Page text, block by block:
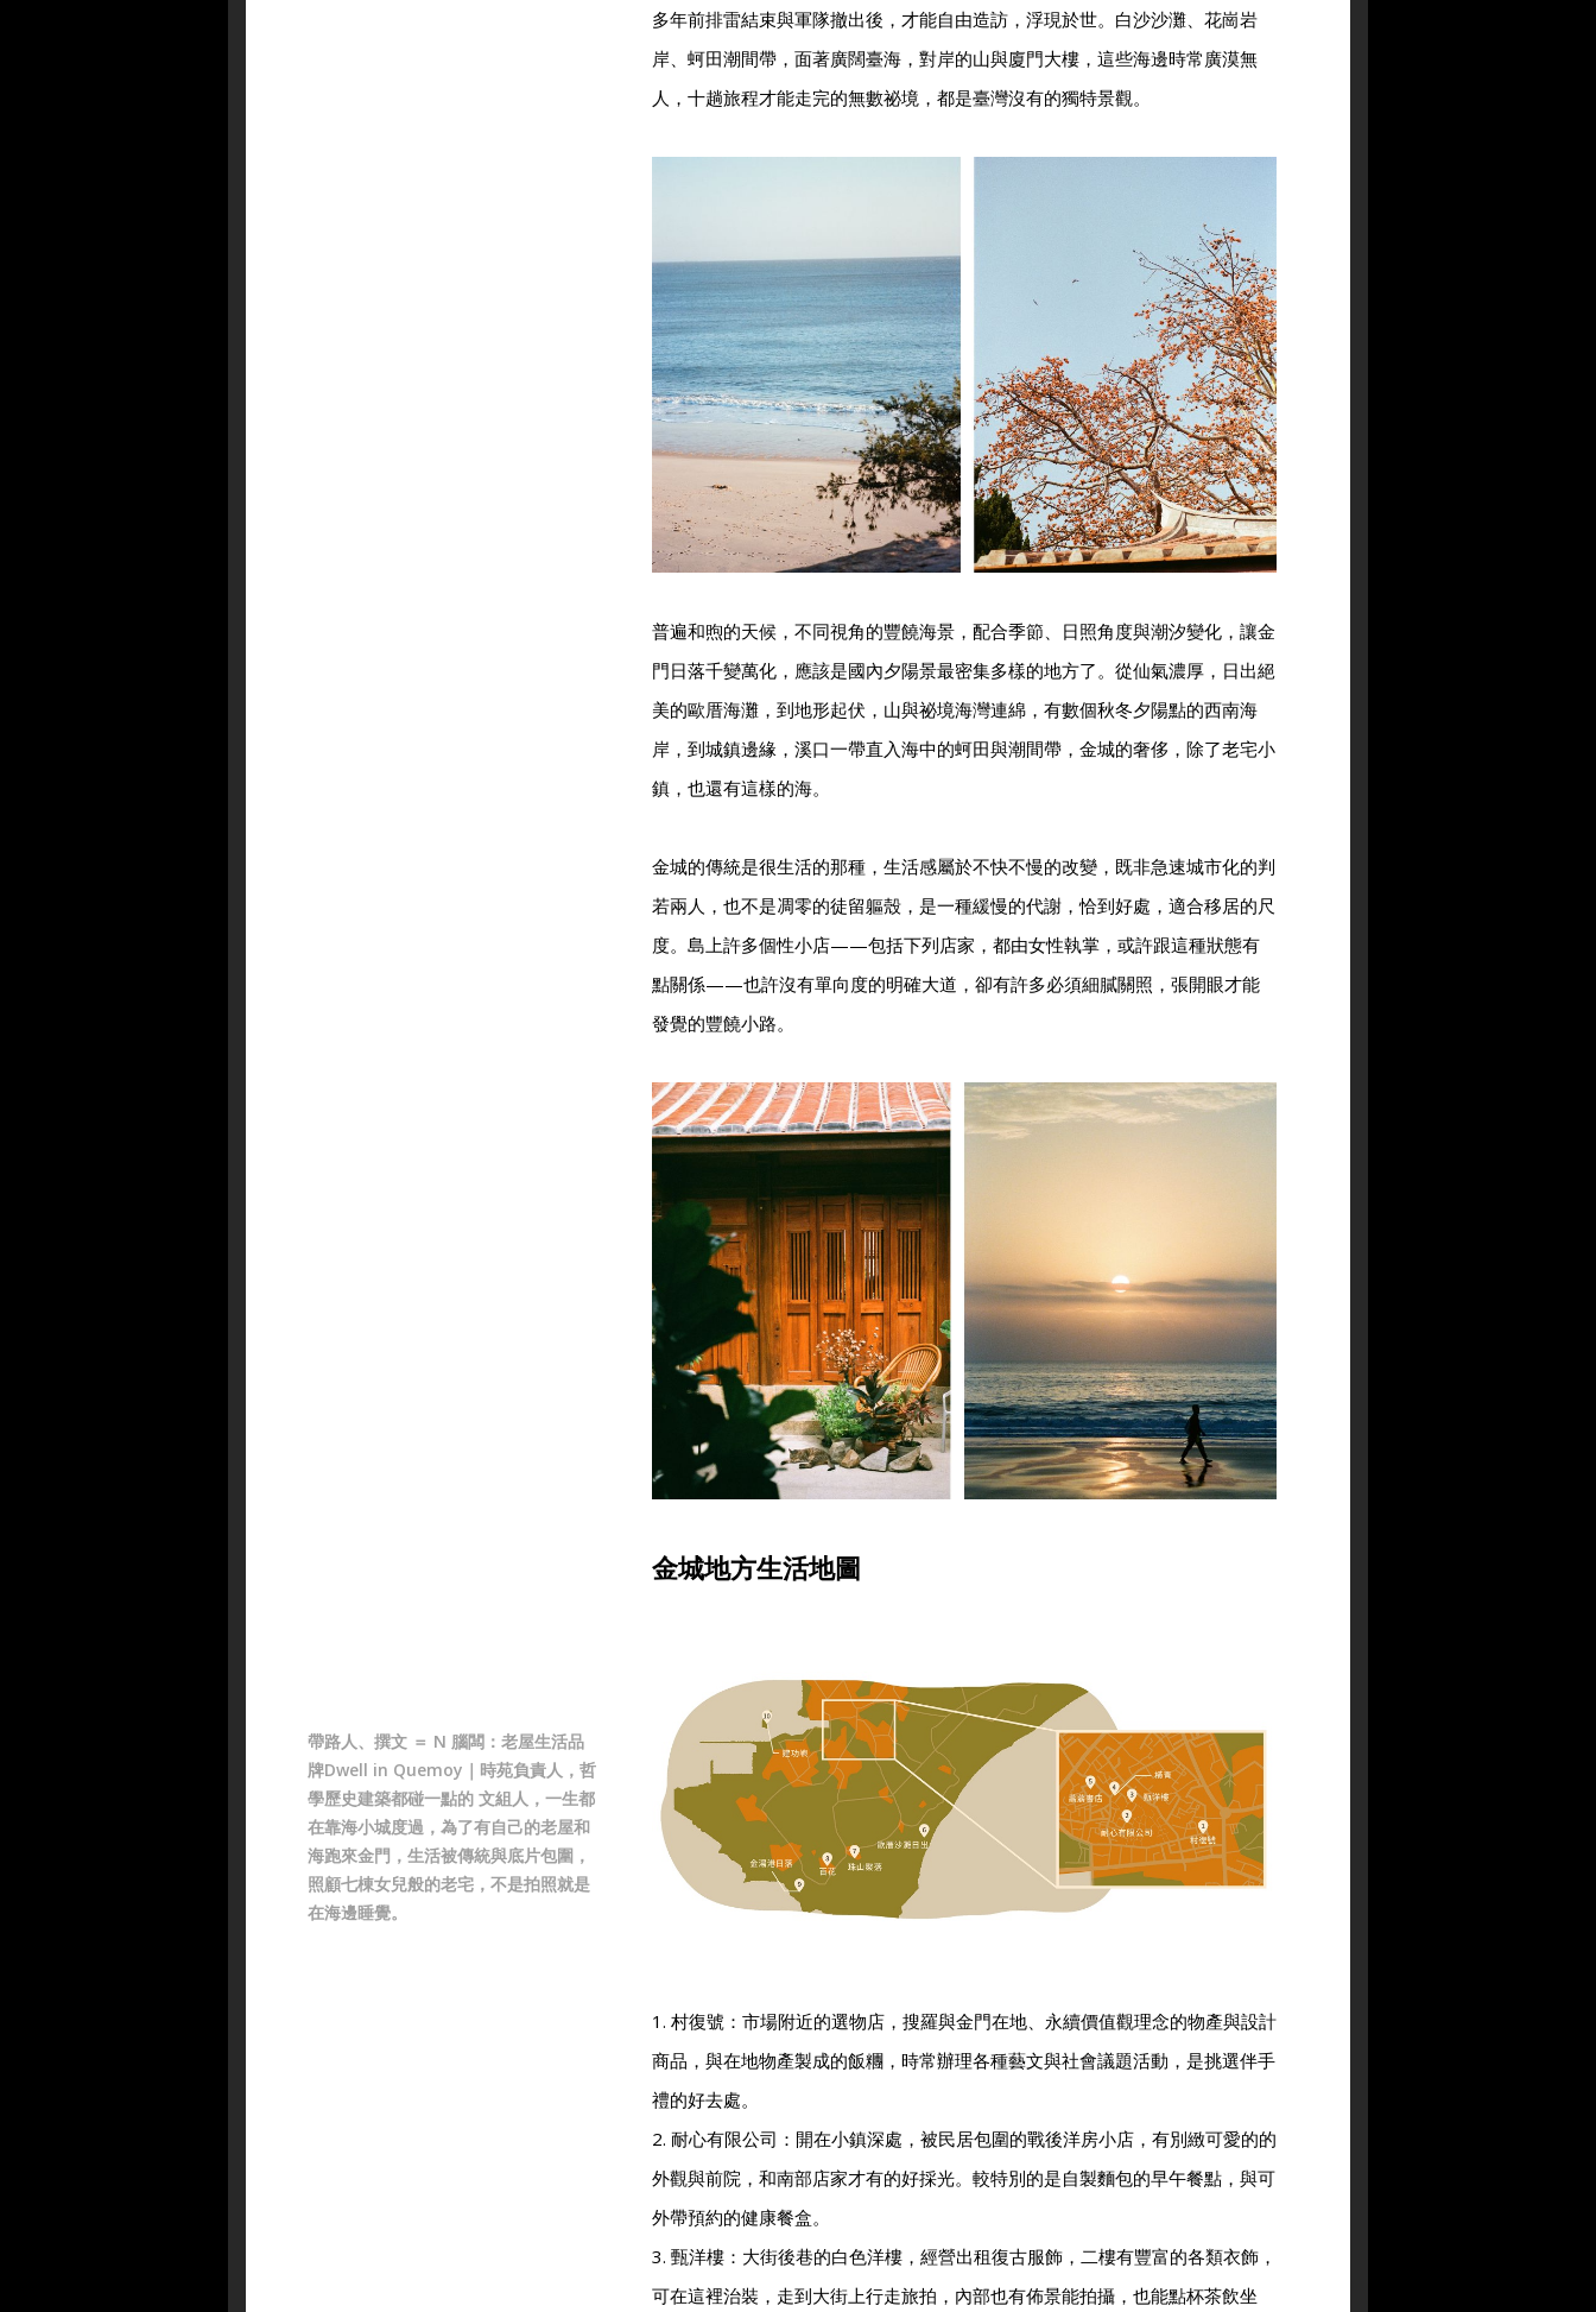
多年前排雷結束與軍隊撤出後，才能自由造訪，浮現於世。白沙沙灘、花崗岩
岸、蚵田潮間帶，面著廣闊臺海，對岸的山與廈門大樓，這些海邊時常廣漠無
人，十趟旅程才能走完的無數祕境，都是臺灣沒有的獨特景觀。
普遍和煦的天候，不同視角的豐饒海景，配合季節、日照角度與潮汐變化，讓金
門日落千變萬化，應該是國內夕陽景最密集多樣的地方了。從仙氣濃厚，日出絕
美的歐厝海灘，到地形起伏，山與祕境海灣連綿，有數個秋冬夕陽點的西南海
岸，到城鎮邊緣，溪口一帶直入海中的蚵田與潮間帶，金城的奢侈，除了老宅小
鎮，也還有這樣的海。
金城的傳統是很生活的那種，生活感屬於不快不慢的改變，既非急速城市化的判
若兩人，也不是凋零的徒留軀殼，是一種緩慢的代謝，恰到好處，適合移居的尺
度。島上許多個性小店——包括下列店家，都由女性執掌，或許跟這種狀態有
點關係——也許沒有單向度的明確大道，卻有許多必須細膩關照，張開眼才能
發覺的豐饒小路。
金城地方生活地圖
帶路人、撰文 ＝ N 腦闆：老屋生活品
牌Dwell in Quemoy｜時苑負責人，哲
學歷史建築都碰一點的 文組人，一生都
在靠海小城度過，為了有自己的老屋和
海跑來金門，生活被傳統與底片包圍，
照顧七棟女兒般的老宅，不是拍照就是
在海邊睡覺。
1. 村復號：市場附近的選物店，搜羅與金門在地、永續價值觀理念的物產與設計
商品，與在地物產製成的飯糰，時常辦理各種藝文與社會議題活動，是挑選伴手
禮的好去處。
2. 耐心有限公司：開在小鎮深處，被民居包圍的戰後洋房小店，有別緻可愛的的
外觀與前院，和南部店家才有的好採光。較特別的是自製麵包的早午餐點，與可
外帶預約的健康餐盒。
3. 甄洋樓：大街後巷的白色洋樓，經營出租復古服飾，二樓有豐富的各類衣飾，
可在這裡治裝，走到大街上行走旅拍，內部也有佈景能拍攝，也能點杯茶飲坐